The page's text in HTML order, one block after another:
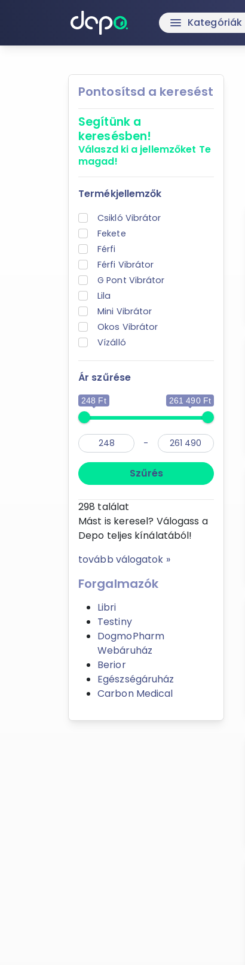
menu Kategóriák
Pontosítsd a keresést
Segítünk a
keresésben!
Válaszd ki a jellemzőket Te
magad!
Termékjellemzők
Csikló Vibrátor
Fekete
Férfi
Férfi Vibrátor
G Pont Vibrátor
Lila
Mini Vibrátor
Okos Vibrátor
Vízálló
Ár szűrése
248 Ft 261 490 Ft
-
Szűrés
298 találat
Mást is keresel? Válogass a
Depo teljes kínálatából!
tovább válogatok »
Forgalmazók
Libri
Testiny
DogmoPharm
Webáruház
Berior
Egészségáruház
Carbon Medical